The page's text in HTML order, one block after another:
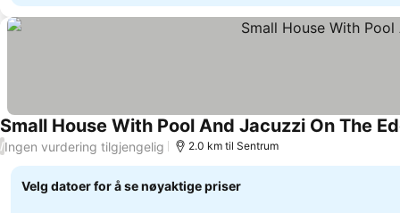
Small House With Pool And Jacuzzi On The
/Ingen vurdering tilgjengelig 2.0 km til Sentrum
Velg datoer for å se nøyaktige priser